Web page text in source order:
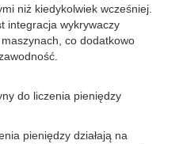
niż kiedykolwiek wcześniej.
integracja wykrywaczy
co dodatkowo
do liczenia pieniędzy
pieniędzy działają na